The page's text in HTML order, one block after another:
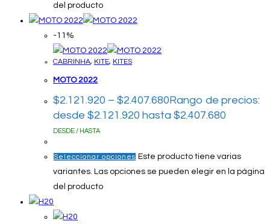
del producto
-11%
CABRINHA, KITE, KITES
MOTO 2022
$2.121.920 – $2.407.680Rango de precios:
desde $2.121.920 hasta $2.407.680
DESDE / HASTA
Seleccionar opciones Este producto tiene varias
variantes. Las opciones se pueden elegir en la página
del producto